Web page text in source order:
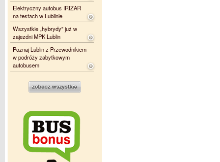
Elektryczny autobus IRIZAR
na testach w Lublinie
Wszystkie „hybrydy” już w
zajezdni MPK Lublin
Poznaj Lublin z Przewodnikiem
w podróży zabytkowym
autobusem